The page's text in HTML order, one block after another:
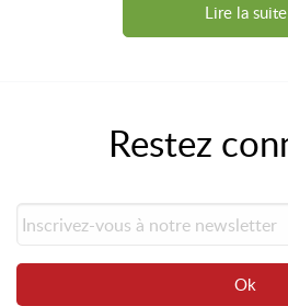
Lire la suite
Restez